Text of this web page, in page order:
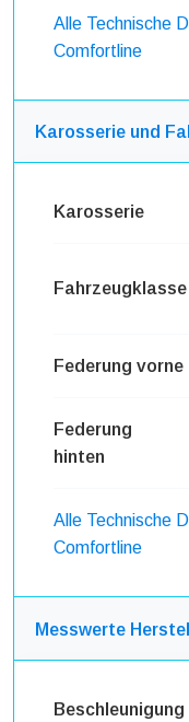
Alle Technische
Comfortline
Karosserie und
Karosserie
Fahrzeugklasse
Federung vorne
Federung
hinten
Alle Technische
Comfortline
Messwerte
Beschleunigung